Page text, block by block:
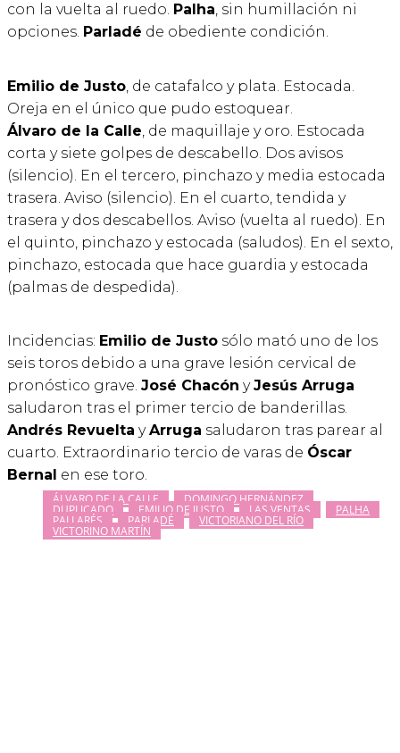
con la vuelta al ruedo. Palha, sin humillación ni
opciones. Parladé de obediente condición.
Emilio de Justo , de catafalco y plata. Estocada.
Oreja en el único que pudo estoquear.
Álvaro de la Calle , de maquillaje y oro. Estocada
corta y siete golpes de descabello. Dos avisos
(silencio). En el tercero, pinchazo y media estocada
trasera. Aviso (silencio). En el cuarto, tendida y
trasera y dos descabellos. Aviso (vuelta al ruedo). En
el quinto, pinchazo y estocada (saludos). En el sexto,
pinchazo, estocada que hace guardia y estocada
(palmas de despedida).
Incidencias: Emilio de Justo sólo mató uno de los
seis toros debido a una grave lesión cervical de
pronóstico grave. José Chacón yJesús Arruga
saludaron tras el primer tercio de banderillas.
Andrés Revuelta yArruga saludaron tras parear al
cuarto. Extraordinario tercio de varas de Óscar
Bernal en ese toro.
ÁLVARO DE LA CALLE DOMINGO HERNÁNDEZ
DUPLICADO EMILIO DE JUSTO LAS VENTAS PALHA
PALLARÉS PARLADÉ VICTORIANO DEL RÍO
VICTORINO MARTÍN